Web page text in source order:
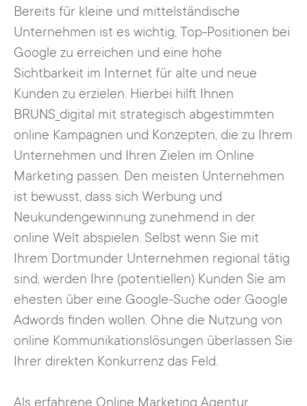
Bereits für kleine und mittelständische
Unternehmen ist es wichtig, Top-Positionen bei
Google zu erreichen und eine hohe
Sichtbarkeit im Internet für alte und neue
Kunden zu erzielen. Hierbei hilft Ihnen
BRUNS_digital mit strategisch abgestimmten
online Kampagnen und Konzepten, die zu Ihrem
Unternehmen und Ihren Zielen im Online
Marketing passen. Den meisten Unternehmen
ist bewusst, dass sich Werbung und
Neukundengewinnung zunehmend in der
online Welt abspielen. Selbst wenn Sie mit
Ihrem Dortmunder Unternehmen regional tätig
sind, werden Ihre (potentiellen) Kunden Sie am
ehesten über eine Google-Suche oder Google
Adwords finden wollen. Ohne die Nutzung von
online Kommunikationslösungen überlassen Sie
Ihrer direkten Konkurrenz das Feld.
Als erfahrene Online Marketing Agentur